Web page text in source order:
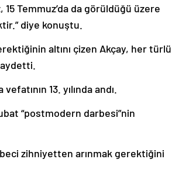
Temmuz’da da görüldüğü üzere
diye konuştu.
altını çizen Akçay, her türlü
13. yılında andı.
“postmodern darbesi”nin
zihniyetten arınmak gerektiğini